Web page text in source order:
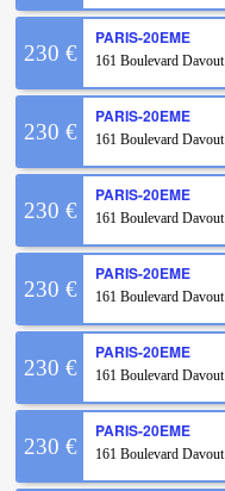
230 €
PARIS-20EME
161 Boulevard Davout
230 €
PARIS-20EME
161 Boulevard Davout
230 €
PARIS-20EME
161 Boulevard Davout
230 €
PARIS-20EME
161 Boulevard Davout
230 €
PARIS-20EME
161 Boulevard Davout
230 €
PARIS-20EME
161 Boulevard Davout